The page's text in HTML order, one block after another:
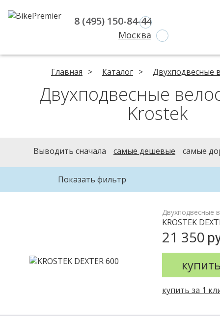
8 (495) 150-84-44
Москва
Главная Каталог Двухподвесные
Двухподвесные велосипеды
Krostek
Выводить сначала самые дешевые самые
Показать фильтр
Двухподвесные
KROSTEK
21 350
купить за 1